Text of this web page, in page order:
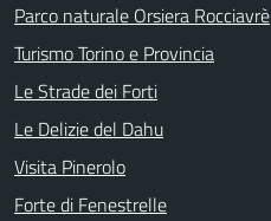
Parco naturale Orsiera Rocciavrè
Turismo Torino e Provincia
Le Strade dei Forti
Le Delizie del Dahu
Visita Pinerolo
Forte di Fenestrelle